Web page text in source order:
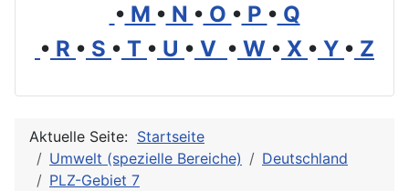
• M • N • O • P • Q
• R • S • T • U • V • W • X • Y • Z
Aktuelle Seite: Startseite
Umwelt (spezielle Bereiche)
Deutschland
PLZ-Gebiet 7